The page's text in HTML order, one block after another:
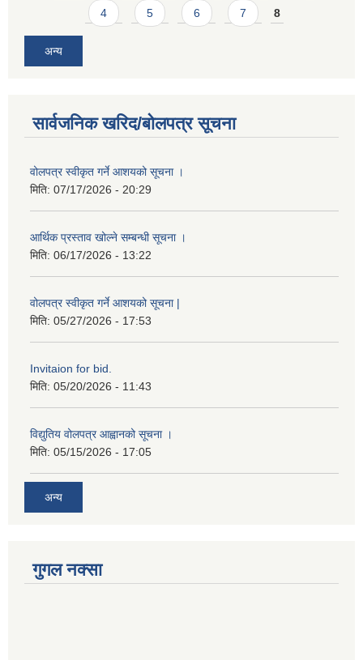
4 5 6 7 8
अन्य
सार्वजनिक खरिद/बोलपत्र सूचना
वोलपत्र स्वीकृत गर्ने आशयको सूचना ।
मिति: 07/17/2026 - 20:29
आर्थिक प्रस्ताव खोल्ने सम्बन्धी सूचना ।
मिति: 06/17/2026 - 13:22
वोलपत्र स्वीकृत गर्ने आशयको सूचना |
मिति: 05/27/2026 - 17:53
Invitaion for bid.
मिति: 05/20/2026 - 11:43
विद्युतिय वोलपत्र आह्वानको सूचना ।
मिति: 05/15/2026 - 17:05
अन्य
गुगल नक्सा